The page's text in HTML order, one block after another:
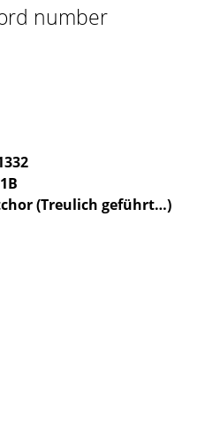
number
(Treulich geführt…)